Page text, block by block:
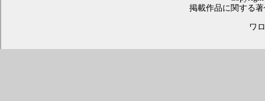
掲載作品に関する
ワ